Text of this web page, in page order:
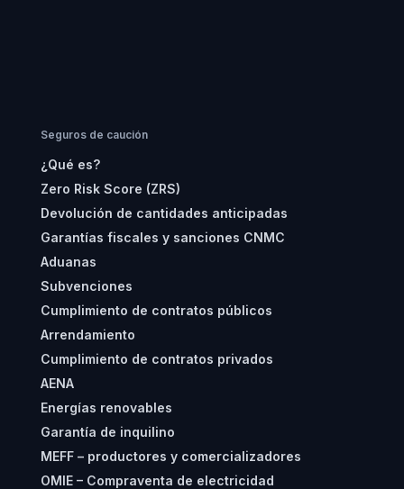
Seguros de caución
¿Qué es?
Zero Risk Score (ZRS)
Devolución de cantidades anticipadas
Garantías fiscales y sanciones CNMC
Aduanas
Subvenciones
Cumplimiento de contratos públicos
Arrendamiento
Cumplimiento de contratos privados
AENA
Energías renovables
Garantía de inquilino
MEFF – productores y comercializadores
OMIE – Compraventa de electricidad